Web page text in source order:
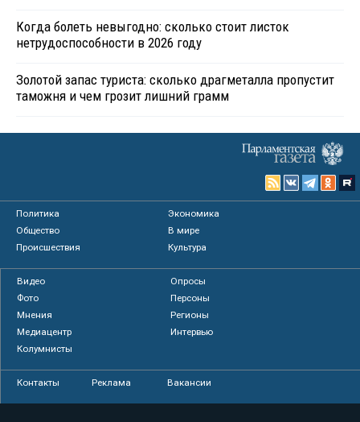
Когда болеть невыгодно: сколько стоит листок
нетрудоспособности в 2026 году
Золотой запас туриста: сколько драгметалла пропустит
таможня и чем грозит лишний грамм
Политика
Экономика
Общество
В мире
Происшествия
Культура
Видео
Опросы
Фото
Персоны
Мнения
Регионы
Медиацентр
Интервью
Колумнисты
Контакты Реклама Вакансии